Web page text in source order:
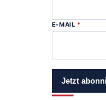
E-MAIL *
Jetzt